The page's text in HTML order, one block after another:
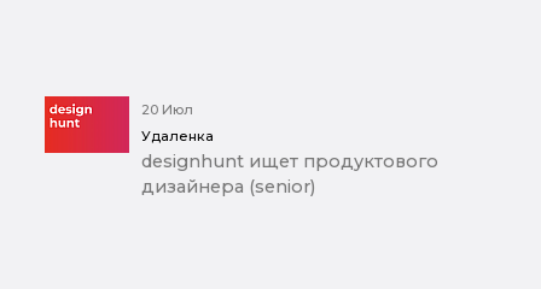
20 Июл
Удаленка
designhunt ищет продуктового
дизайнера (senior)